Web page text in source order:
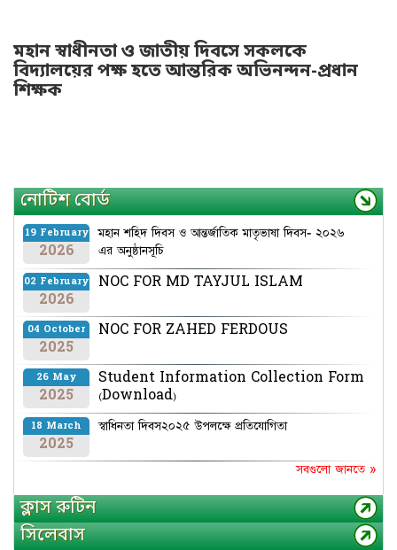
মহান স্বাধীনতা ও জাতীয় দিবসে সকলকে
বিদ্যালয়ের পক্ষ হতে আন্তরিক অভিনন্দন-প্রধান
শিক্ষক
নোটিশ বোর্ড
19 February
2026
মহান শহিদ দিবস ও আন্তর্জাতিক মাতৃভাষা দিবস- ২০২৬
এর অনুষ্ঠানসূচি
02 February
2026
NOC FOR MD TAYJUL ISLAM
04 October
2025
NOC FOR ZAHED FERDOUS
26 May
2025
Student Information Collection Form
(Download)
18 March
2025
স্বাধিনতা দিবস২০২৫ উপলক্ষে প্রতিযোগিতা
সবগুলো জানতে »
ক্লাস রুটিন
সিলেবাস